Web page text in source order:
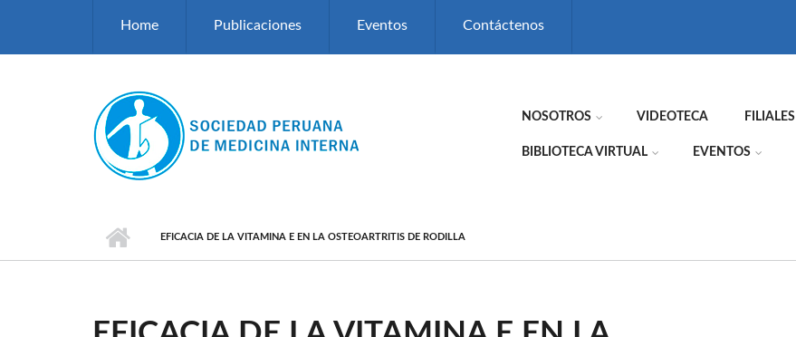
Home Publicaciones Eventos Contáctenos
NOSOTROS VIDEOTECA FILIALES
BIBLIOTECA VIRTUAL EVENTOS
EFICACIA DE LA VITAMINA E EN LA OSTEOARTRITIS DE RODILLA